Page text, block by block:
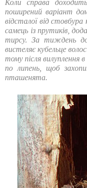
Коли справа
поширений варіант
відсталої від
самець із прутиків,
тирсу. За тиждень
вистеляє кубельце
тому після вилуплення
по липень, щоб
пташенята.